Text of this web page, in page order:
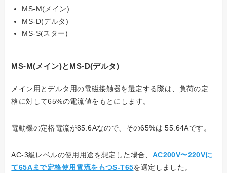
MS-M(メイン)
MS-D(デルタ)
MS-S(スター)
MS-M(メイン)とMS-D(デルタ)
メイン用とデルタ用の電磁接触器を選定する際は、負荷の定
格に対して65%の電流値をもとにします。
電動機の定格電流が85.6Aなので、その65%は 55.64Aです。
AC-3級レベルの使用用途を想定した場合、 AC200V〜220Vに
て65Aまで定格使用電流をもつS-T65を選定しました。